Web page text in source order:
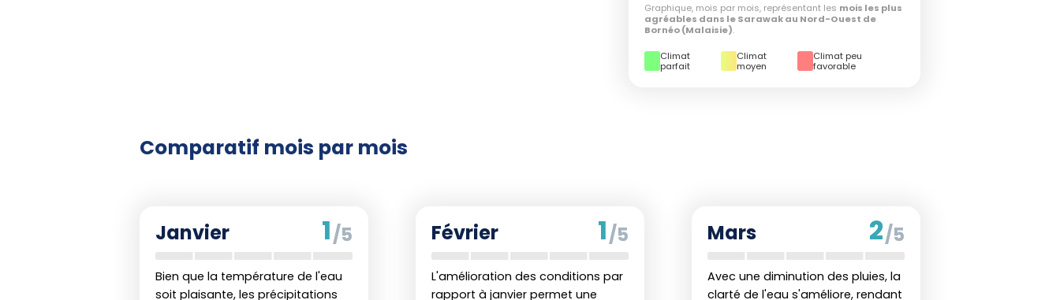
Graphique, mois par mois, représentant les mois les plus
agréables dans le Sarawak au Nord-Ouest de
Bornéo (Malaisie).
Climat
parfait
Climat
moyen
Climat peu
favorable
Comparatif mois par mois
Janvier 1/5
Bien que la température de l'eau
soit plaisante, les précipitations
Février 1/5
L'amélioration des conditions par
rapport à janvier permet une
Mars 2/5
Avec une diminution des pluies, la
clarté de l'eau s'améliore, rendant